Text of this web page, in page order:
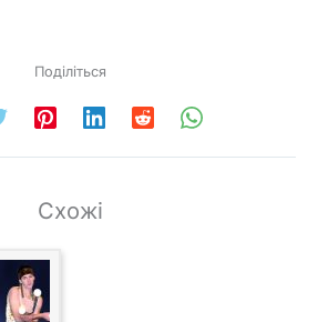
Поділіться
Схожі